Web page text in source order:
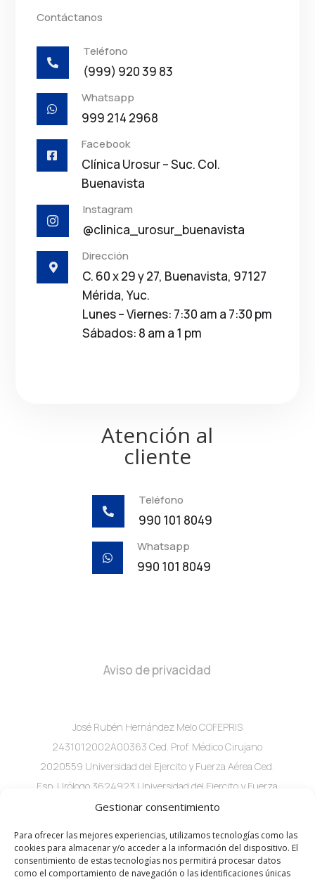
Gestionar consentimiento
Para ofrecer las mejores experiencias, utilizamos tecnologías como las
cookies para almacenar y/o acceder a la información del dispositivo. El
consentimiento de estas tecnologías nos permitirá procesar datos
como el comportamiento de navegación o las identificaciones únicas
Contáctanos

Teléfono
(999) 920 39 83

Whatsapp
999 214 2968

Facebook
Clínica Urosur – Suc. Col.
Buenavista

Instagram
@clinica_urosur_buenavista

Dirección
C. 60 x 29 y 27, Buenavista, 97127
Mérida, Yuc.
Lunes – Viernes: 7:30 am a 7:30 pm
Sábados: 8 am a 1 pm
Atención al
cliente

Teléfono
990 101 8049

Whatsapp
990 101 8049
Aviso de privacidad
José Rubén Hernández Melo COFEPRIS
2431012002A00363 Ced. Prof. Médico Cirujano
2020559 Universidad del Ejercito y Fuerza Aérea Ced.
Esp. Urólogo 3624923 Universidad del Ejercito y Fuerza
Aérea C. 60 #282A x 29 Local 2 consultorio 1 Col.